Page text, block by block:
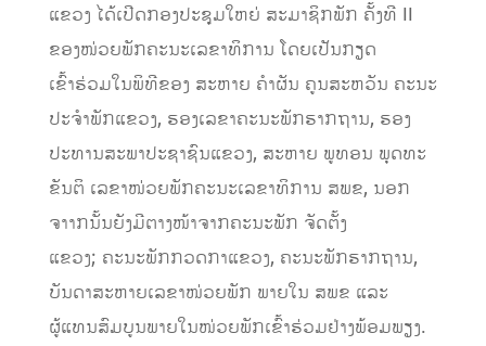
ແຂວງ ໄດ້ເປີດກອງປະຊຸມໃຫຍ່ ສະມາຊິກພັກ ຄັ້ງທີ II
ຂອງໜ່ວຍພັກຄະນະເລຂາທິການ ໂດຍເປັນກຽດ
ເຂົ້າຮ່ວມໃນພິທີຂອງ ສະຫາຍ ຄໍາຜັນ ຄູນສະຫວັນ ຄະນະ
ປະຈໍາພັກແຂວງ, ຮອງເລຂາຄະນະພັກຮາກຖານ, ຮອງ
ປະທານສະພາປະຊາຊົນແຂວງ, ສະຫາຍ ພູທອນ ພຸດທະ
ຂັນຕິ ເລຂາໜ່ວຍພັກຄະນະເລຂາທິການ ສພຂ, ນອກ
ຈາາກນັ້ນຍັງມີຕາງໜ້າຈາກຄະນະພັກ ຈັດຕັ້ງ
ແຂວງ; ຄະນະພັກກວດກາແຂວງ, ຄະນະພັກຮາກຖານ,
ບັນດາສະຫາຍເລຂາໜ່ວຍພັກ ພາຍໃນ ສພຂ ແລະ
ຜູ້ແທນສົມບູນພາຍໃນໜ່ວຍພັກເຂົ້າຮ່ວມຢ່າງພ້ອມພຽງ.